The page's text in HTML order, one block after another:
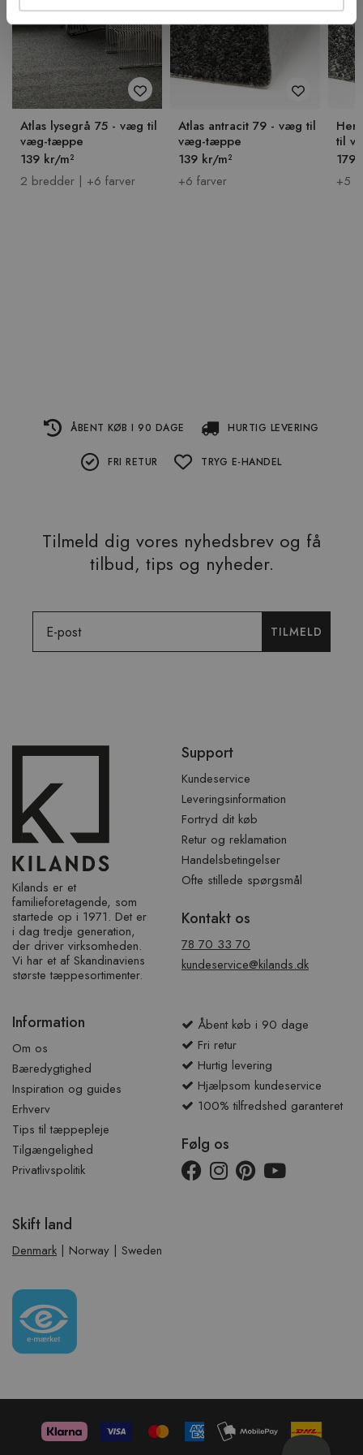
Atlas lysegrå 75 - væg til
væg-tæppe
139 kr/m²
2 bredder | +6 farver
Atlas antracit 79 - væg til
væg-tæppe
139 kr/m²
+6 farver
til
179
+5
ÅBENT KØB I 90 DAGE HURTIG LEVERING
FRI RETUR TRYG E-HANDEL
Tilmeld dig vores nyhedsbrev og få
tilbud, tips og nyheder.
TILMELD
over
Kilands er et
familieforetagende, som
startede op i 1971. Det er
i dag tredje generation,
der driver virksomheden.
Vi har et af ​​Skandinaviens
største tæppesortimenter.
Support
Kundeservice
Leveringsinformation
Fortryd dit køb
Retur og reklamation
Handelsbetingelser
Ofte stillede spørgsmål
Kontakt os
78 70 33 70
kundeservice@kilands.dk
Information
Om os
Bæredygtighed
Inspiration og guides
Erhverv
Tips til tæppepleje
Tilgængelighed
Privatlivspolitik
Åbent køb i 90 dage
Fri retur
Hurtig levering
Hjælpsom kundeservice
100% tilfredshed garanteret
Følg os
Skift land
Denmark | Norway | Sweden